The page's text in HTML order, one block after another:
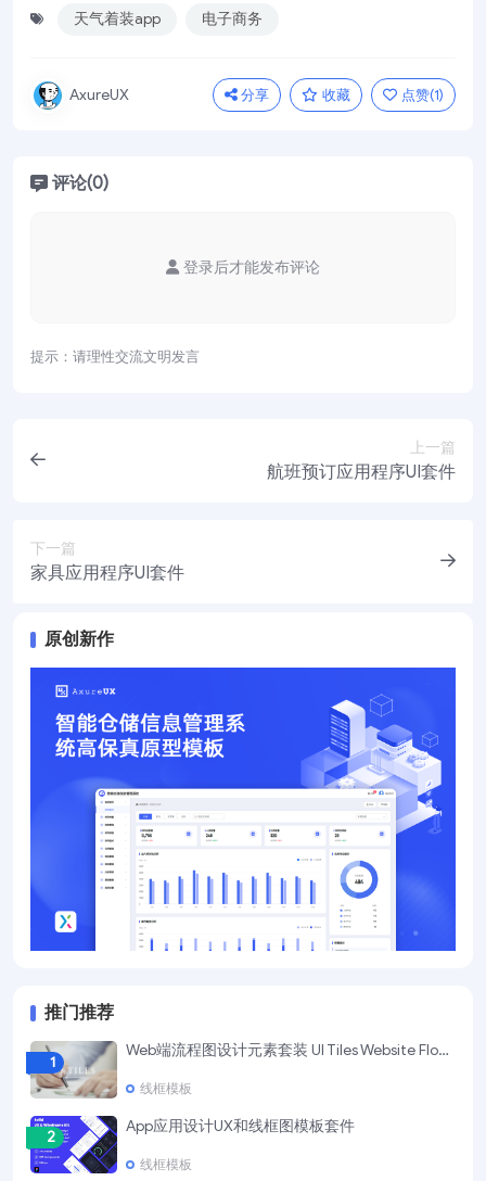
天气着装app 电子商务
AxureUX 分享 收藏 点赞(1)
评论(0)
提示：请理性交流文明发言
登录后才能发布评论
上一篇
航班预订应用程序UI套件
下一篇
家具应用程序UI套件
原创新作
推门推荐
1
Web端流程图设计元素套装 UI Tiles Website Flowcharts
线框模板
2
App应用设计UX和线框图模板套件
线框模板